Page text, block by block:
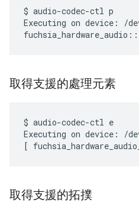
$ audio-codec-ctl p
Executing on device: /
取得支援的處理元素
$ audio-codec-ctl e
Executing on device: /
取得支援的拓撲